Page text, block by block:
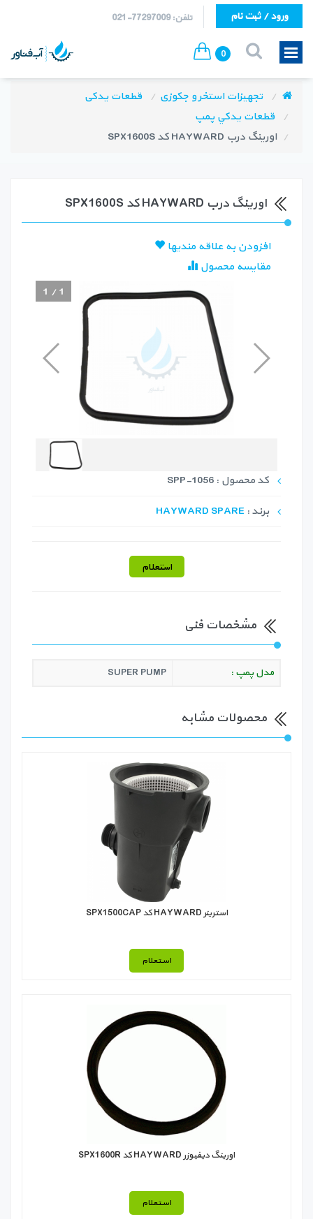
تلفن: 77297009-021 ورود / ثبت نام
0
تجهیزات استخر و جکوزی
قطعات یدکی
قطعات يدكي پمپ
اورینگ درب HAYWARD کد SPX1600S
اورینگ درب HAYWARD کد SPX1600S
افزودن به علاقه مندیها
مقایسه محصول
1 /1
کد محصول : SPP-1056
برند : HAYWARD SPARE
استعلام
مشخصات فنی
مدل پمپ : SUPER PUMP
محصولات مشابه
استرینر HAYWARD کد SPX1500CAP
استعلام
اورينگ ديفيوزر HAYWARD كد SPX1600R
استعلام